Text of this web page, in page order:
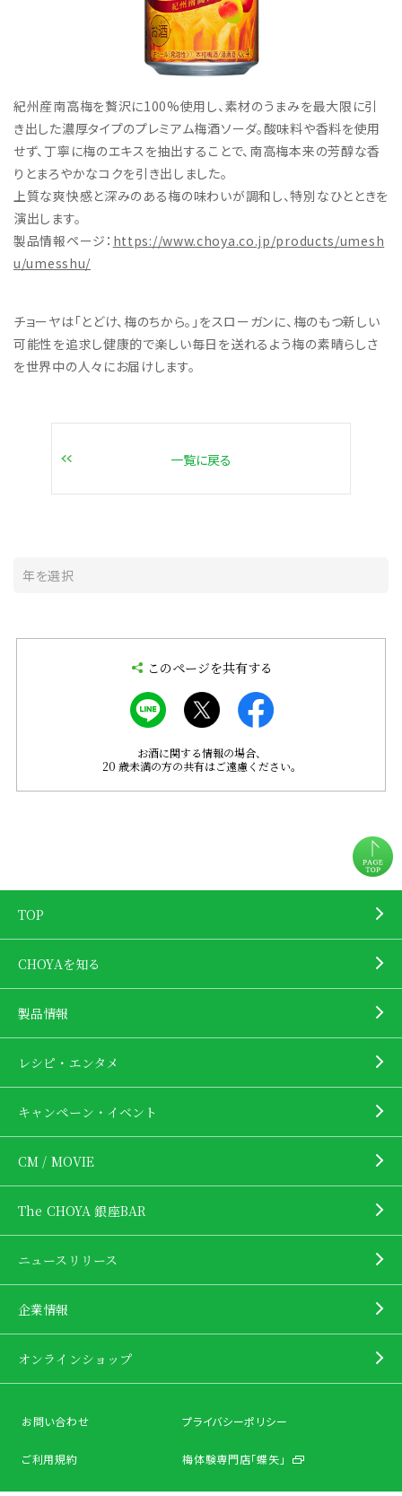
紀州産南高梅を贅沢に100%使用し、素材のうまみを最大限に引
き出した濃厚タイプのプレミアム梅酒ソーダ。酸味料や香料を使用
せず、丁寧に梅のエキスを抽出することで、南高梅本来の芳醇な香
りとまろやかなコクを引き出しました。
上質な爽快感と深みのある梅の味わいが調和し、特別なひとときを
演出します。
製品情報ページ： https://www.choya.co.jp/products/umesh
u/umesshu/
チョーヤは「とどけ、梅のちから。」をスローガンに、梅のもつ新しい
可能性を追求し健康的で楽しい毎日を送れるよう梅の素晴らしさ
を世界中の人々にお届けします。
一覧に戻る
このページを共有する
お酒に関する情報の場合、
20 歳未満の方の共有はご遠慮ください。
TOP
CHOYAを知る
製品情報
レシピ・エンタメ
キャンペーン・イベント
CM / MOVIE
The CHOYA 銀座BAR
ニュースリリース
企業情報
オンラインショップ
お問い合わせ プライバシーポリシー
ご利用規約 梅体験専門店「蝶矢」